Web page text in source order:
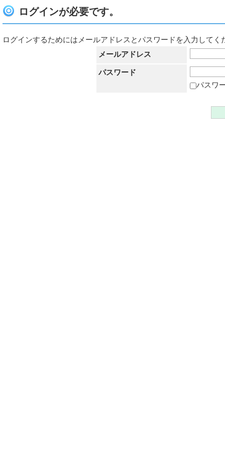
ログインが必要です。
ログインするためにはメールアドレスとパスワードを入力してく
メールアドレス
パスワード
パスワ